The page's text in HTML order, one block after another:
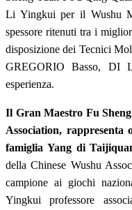
Li Yingkui per il Wushu
spessore ritenuti tra i
disposizione dei Tecnici
GREGORIO Basso, DI
esperienza.
Il Gran Maestro Fu
Association, rappresenta
famiglia Yang di
della Chinese Wushu
campione ai giochi
Yingkui professore